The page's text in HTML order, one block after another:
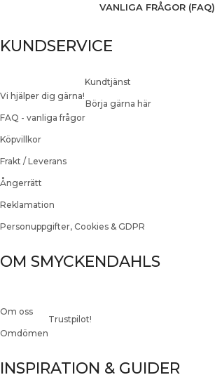
VANLIGA FRÅGOR (FAQ)
KUNDSERVICE
Vi hjälper dig gärna!
Kundtjänst
FAQ - vanliga frågor
Börja gärna här
Köpvillkor
Frakt / Leverans
Ångerrätt
Reklamation
Personuppgifter, Cookies & GDPR
OM SMYCKENDAHLS
Om oss
Omdömen
Trustpilot!
INSPIRATION & GUIDER